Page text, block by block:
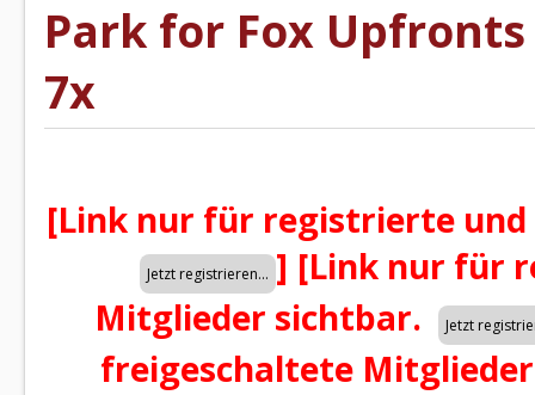
Park for Fox Upfronts
7x
[Link nur für registrierte
] [Link nur für
Mitglieder sichtbar.
freigeschaltete